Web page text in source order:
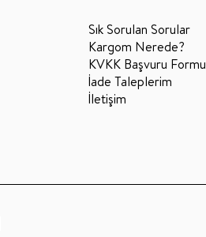
Sık Sorulan Sorular
Kargom Nerede?
KVKK Başvuru Formu
İade Taleplerim
İletişim